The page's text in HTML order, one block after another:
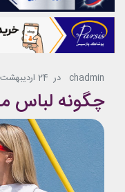
chadmin در 24 اردیبهشت 1395 - 15:57
چگونه لباس